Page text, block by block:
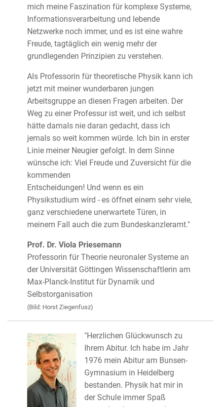
mich meine Faszination für komplexe Systeme,
Informationsverarbeitung und lebende
Netzwerke noch immer, und es ist eine wahre
Freude, tagtäglich ein wenig mehr der
grundlegenden Prinzipien zu verstehen.
Als Professorin für theoretische Physik kann ich
jetzt mit meiner wunderbaren jungen
Arbeitsgruppe an diesen Fragen arbeiten. Der
Weg zu einer Professur ist weit, und ich selbst
hätte damals nie daran gedacht, dass ich
jemals so weit kommen würde. Ich bin in erster
Linie meiner Neugier gefolgt. In dem Sinne
wünsche ich: Viel Freude und Zuversicht für die
kommenden
Entscheidungen! Und wenn es ein
Physikstudium wird - es öffnet einem sehr viele,
ganz verschiedene unerwartete Türen, in
meinem Fall auch die zum Bundeskanzleramt."
Prof. Dr. Viola Priesemann
Professorin für Theorie neuronaler Systeme an
der Universität Göttingen Wissenschaftlerin am
Max-Planck-Institut für Dynamik und
Selbstorganisation
(Bild: Horst Ziegenfusz)
"Herzlichen Glückwunsch zu
Ihrem Abitur. Ich habe im Jahr
1976 mein Abitur am Bunsen-
Gymnasium in Heidelberg
bestanden. Physik hat mir in
der Schule immer Spaß